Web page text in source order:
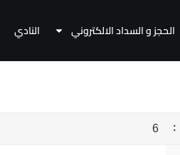
الحجز و السداد الالكتروني النادي
6